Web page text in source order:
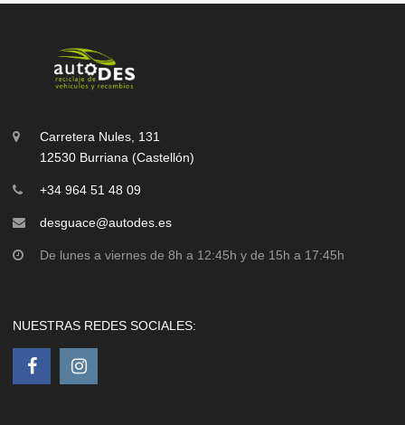
Carretera Nules, 131
12530 Burriana (Castellón)
+34 964 51 48 09
desguace@autodes.es
De lunes a viernes de 8h a 12:45h y de 15h a 17:45h
NUESTRAS REDES SOCIALES: